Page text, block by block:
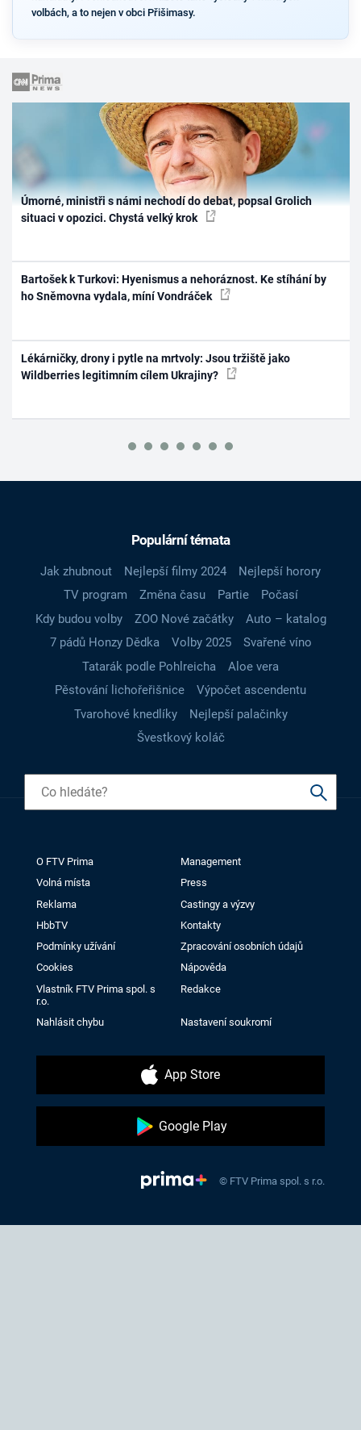
volbách, a to nejen v obci Přišimasy.
Úmorné, ministři s námi nechodí do debat, popsal Grolich
situaci v opozici. Chystá velký krok
Bartošek k Turkovi: Hyenismus a nehoráznost. Ke stíhání by
ho Sněmovna vydala, míní Vondráček
Lékárničky, drony i pytle na mrtvoly: Jsou tržiště jako
Wildberries legitimním cílem Ukrajiny?
Populární témata
Jak zhubnout Nejlepší filmy 2024
Nejlepší horory
TV program
Změna času Partie
Počasí
Kdy budou volby
ZOO Nové začátky
Auto – katalog
7 pádů Honzy Dědka
Volby 2025
Svařené víno
Tatarák podle Pohlreicha
Aloe vera
Pěstování lichořeřišnice
Výpočet ascendentu
Tvarohové knedlíky
Nejlepší palačinky
Švestkový koláč
O FTV Prima
Management
Volná místa
Press
Reklama
Castingy a výzvy
HbbTV
Kontakty
Podmínky užívání
Zpracování osobních údajů
Cookies
Nápověda
Vlastník FTV Prima spol. s
r.o.
Redakce
Nahlásit chybu Nastavení soukromí
App Store
Google Play
© FTV Prima spol. s r.o.